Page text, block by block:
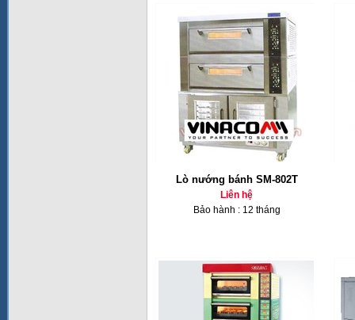
Lò nướng bánh SM-802T
Liên hệ
Bảo hành : 12 tháng